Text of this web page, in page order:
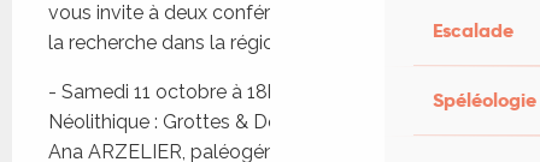
Escalade
Spéléologie
vous invite à deux conférences sur l'actualité de
la recherche dans la région.
- Samedi 11 octobre à 18h : "Génétique du
Néolithique : Grottes & Dolmens du Quercy" avec
Ana ARZELIER, paléogénéticienne, Univ. de